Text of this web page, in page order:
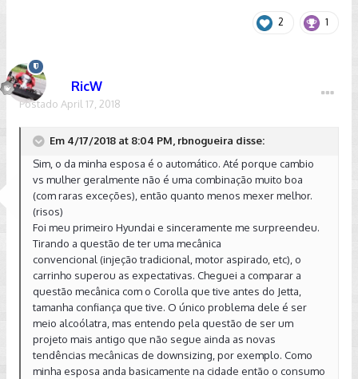
2 1
RicW
Postado April 17, 2018
Em 4/17/2018 at 8:04 PM, rbnogueira disse:
Sim, o da minha esposa é o automático. Até porque cambio
vs mulher geralmente não é uma combinação muito boa
(com raras exceções), então quanto menos mexer melhor.
(risos)
Foi meu primeiro Hyundai e sinceramente me surpreendeu.
Tirando a questão de ter uma mecânica
convencional (injeção tradicional, motor aspirado, etc), o
carrinho superou as expectativas. Cheguei a comparar a
questão mecânica com o Corolla que tive antes do Jetta,
tamanha confiança que tive. O único problema dele é ser
meio alcoólatra, mas entendo pela questão de ser um
projeto mais antigo que não segue ainda as novas
tendências mecânicas de downsizing, por exemplo. Como
minha esposa anda basicamente na cidade então o consumo